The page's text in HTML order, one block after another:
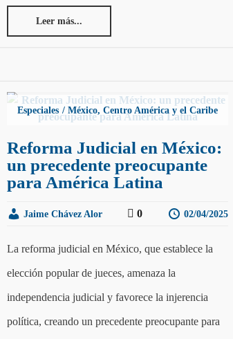
Leer más...
Especiales México, Centro América y el Caribe
Reforma Judicial en México:
un precedente preocupante
para América Latina
Jaime Chávez Alor 0 02/04/2025
La reforma judicial en México, que establece la
elección popular de jueces, amenaza la
independencia judicial y favorece la injerencia
política, creando un precedente preocupante para